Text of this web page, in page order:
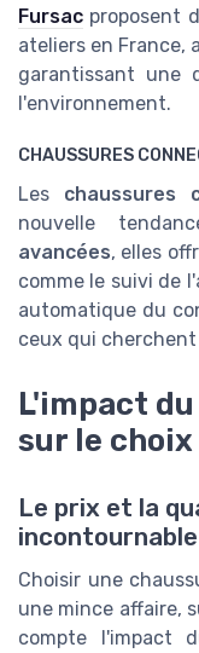
Fursac proposent
ateliers en France,
garantissant une
l'environnement.
CHAUSSURES
Les chaussures
nouvelle
avancées, elles
comme le suivi de
automatique du
ceux qui cherchent
L'impact
sur le
Le prix et la
incontournable
Choisir une
une mince affaire,
compte l'impact